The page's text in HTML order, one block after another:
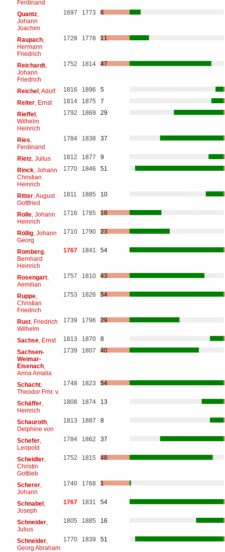
Ferdinand
Quantz,
Johann
Joachim
1697 1773 6
Raupach,
Hermann
Friedrich
1728 1778 11
Reichardt,
Johann
Friedrich
1752 1814 47
Reichel, Adolf 1816 1896
5
Reiter, Ernst 1814 1875
7
Rieffel,
Wilhelm
Heinrich
1792 1869 29
Ries
Ferdinand
1784 1838 37
Rietz, Julius 1812 1877
9
Rinck, Johann
Christian
Heinrich
1770 1846 51
Ritter, August
Gottfried
1811 1885 10
Rolle, Johann
Heinrich
1716 1785 18
Röllig, Johann
Georg
1710 1790 23
Romberg,
Bernhard
Heinrich
1767 1841 54
Rosengart,
Aemilian
1757 1810 43
Ruppe,
Christian
Friedrich
1753 1826 54
Rust, Friedrich
Wilhelm
1739 1796 29
Sachse, Ernst 1813 1870
8
Sachsen-
Weimar-
Eisenach,
Anna Amalia
1739 1807 40
Schacht,
Theodor Frhr. v.
1748 1823 54
Schäffer,
Heinrich
1808 1874 13
Schauroth,
Delphine von
1813 1887 8
Schefer,
Leopold
1784 1862 37
Scheidler,
Christin
Gottlieb
1752 1815 48
Scherer,
Johann
1740 1768 1
Schnabel,
Joseph
1767 1831 54
Schneider,
Julius
1805 1885 16
Schneider,
Georg Abraham
1770 1839 51